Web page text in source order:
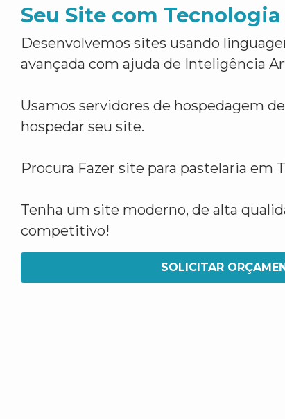
Seu Site com
Desenvolvemos sites usando
avançada com ajuda de Inteligência
Usamos servidores de hospedagem
hospedar seu site.
Procura Fazer site para pastelaria em
Tenha um site moderno, de alta
competitivo!
SOLICITAR